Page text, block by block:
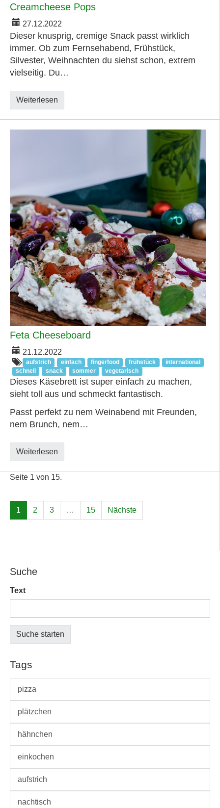
Creamcheese Pops
27.12.2022
Dieser knusprig, cremige Snack passt wirklich
immer. Ob zum Fernsehabend, Frühstück,
Silvester, Weihnachten du siehst schon, extrem
vielseitig. Du…
Weiterlesen
Feta Cheeseboard
21.12.2022
aufstrich einfach fingerfood frühstück
international
schnell
snack sommer vegetarisch
Dieses Käsebrett ist super einfach zu machen,
sieht toll aus und schmeckt fantastisch.
Passt perfekt zu nem Weinabend mit Freunden,
nem Brunch, nem…
Weiterlesen
Seite 1 von 15.
1 2 3 … 15 Nächste
Suche
Text
Tags
pizza
plätzchen
hähnchen
einkochen
aufstrich
nachtisch